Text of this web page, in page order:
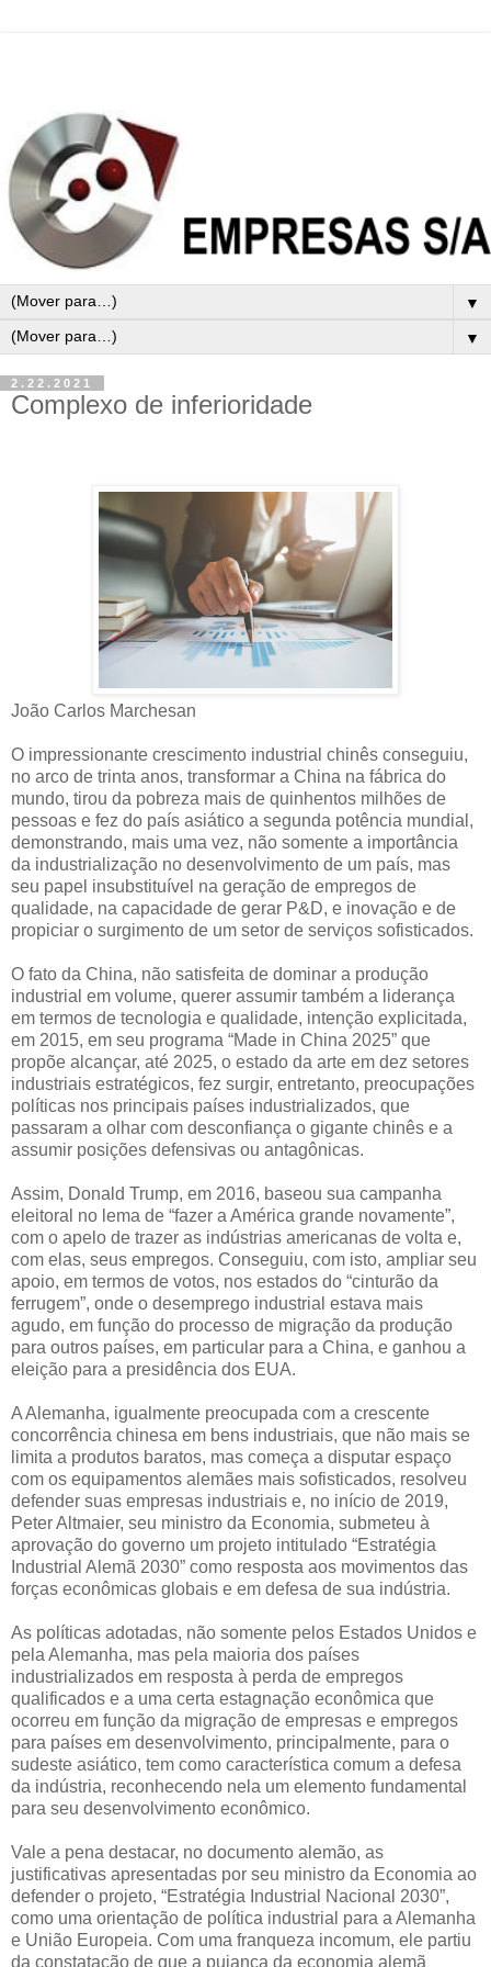
▼
▼
2.22.2021
Complexo de inferioridade
João Carlos Marchesan
O impressionante crescimento industrial chinês conseguiu,
no arco de trinta anos, transformar a China na fábrica do
mundo, tirou da pobreza mais de quinhentos milhões de
pessoas e fez do país asiático a segunda potência mundial,
demonstrando, mais uma vez, não somente a importância
da industrialização no desenvolvimento de um país, mas
seu papel insubstituível na geração de empregos de
qualidade, na capacidade de gerar P&D, e inovação e de
propiciar o surgimento de um setor de serviços sofisticados.
O fato da China, não satisfeita de dominar a produção
industrial em volume, querer assumir também a liderança
em termos de tecnologia e qualidade, intenção explicitada,
em 2015, em seu programa “Made in China 2025” que
propõe alcançar, até 2025, o estado da arte em dez setores
industriais estratégicos, fez surgir, entretanto, preocupações
políticas nos principais países industrializados, que
passaram a olhar com desconfiança o gigante chinês e a
assumir posições defensivas ou antagônicas.
Assim, Donald Trump, em 2016, baseou sua campanha
eleitoral no lema de “fazer a América grande novamente”,
com o apelo de trazer as indústrias americanas de volta e,
com elas, seus empregos. Conseguiu, com isto, ampliar seu
apoio, em termos de votos, nos estados do “cinturão da
ferrugem”, onde o desemprego industrial estava mais
agudo, em função do processo de migração da produção
para outros países, em particular para a China, e ganhou a
eleição para a presidência dos EUA.
A Alemanha, igualmente preocupada com a crescente
concorrência chinesa em bens industriais, que não mais se
limita a produtos baratos, mas começa a disputar espaço
com os equipamentos alemães mais sofisticados, resolveu
defender suas empresas industriais e, no início de 2019,
Peter Altmaier, seu ministro da Economia, submeteu à
aprovação do governo um projeto intitulado “Estratégia
Industrial Alemã 2030” como resposta aos movimentos das
forças econômicas globais e em defesa de sua indústria.
As políticas adotadas, não somente pelos Estados Unidos e
pela Alemanha, mas pela maioria dos países
industrializados em resposta à perda de empregos
qualificados e a uma certa estagnação econômica que
ocorreu em função da migração de empresas e empregos
para países em desenvolvimento, principalmente, para o
sudeste asiático, tem como característica comum a defesa
da indústria, reconhecendo nela um elemento fundamental
para seu desenvolvimento econômico.
Vale a pena destacar, no documento alemão, as
justificativas apresentadas por seu ministro da Economia ao
defender o projeto, “Estratégia Industrial Nacional 2030”,
como uma orientação de política industrial para a Alemanha
e União Europeia. Com uma franqueza incomum, ele partiu
da constatação de que a pujança da economia alemã